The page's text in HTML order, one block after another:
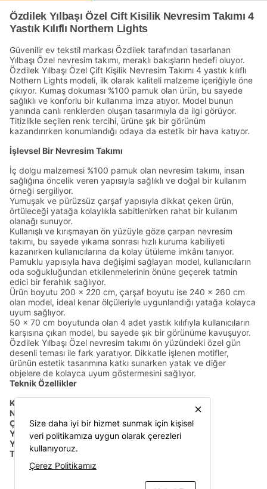
Özdilek Yılbaşı Özel Cift Kisilik Nevresim Takımı 4
Yastık Kılıflı Northern Lights
Güvenilir ev tekstil markası Özdilek tarafından tasarlanan
Yılbaşı Özel nevresim takımı, meraklı bakışların hedefi oluyor.
Özdilek Yılbaşı Özel Çift Kişilik Nevresim Takımı 4 yastık kılıflı
Nothern Lights modeli, ilk olarak kaliteli malzeme içeriğiyle öne
çıkıyor. Kumaş dokuması %100 pamuk olan ürün, bu sayede
sağlıklı ve konforlu bir kullanıma imza atıyor. Model bunun
yanında canlı renklerden oluşan tasarımıyla da ilgi görüyor.
Titizlikle seçilen renk tercihi, ürüne şık bir görünüm
kazandırırken konumlandığı odaya da estetik bir hava katıyor.
İşlevsel Bir Nevresim Takımı
İç dolgu malzemesi %100 pamuk olan nevresim takımı, insan
sağlığına öncelik veren yapısıyla sağlıklı ve doğal bir kullanım
örneği sergiliyor.
Yumuşak ve pürüzsüz çarşaf yapısıyla dikkat çeken ürün,
örtüleceği yatağa kolaylıkla sabitlenirken rahat bir kullanım
olanağı sunuyor.
Kullanışlı ve kırışmayan ön yüzüyle göze çarpan nevresim
takımı, bu sayede yıkama sonrası hızlı kuruma kabiliyeti
kazanırken kullanıcılarına da kolay ütüleme imkânı tanıyor.
Pamuklu yapısıyla hava değişimi sağlayan model, kullanıcıların
oda soğukluğundan etkilenmelerinin önüne geçerek tatmin
edici bir ferahlık sağlıyor.
Ürün boyutu 200 x 220 cm, çarşaf boyutu ise 240 x 260 cm
olan model, ideal kenar ölçüleriyle uygunlandığı yatağa kolayca
uyum sağlıyor.
50 x 70 cm boyutunda olan 4 adet yastık kılıfıyla kullanıcıların
karşısına çıkan model, bu sayede şık bir görünüme kavuşuyor.
Özdilek Yılbaşı Özel nevresim takımı ön yüzündeki özel gün
desenli teması ile fark yaratıyor. Dikkatle işlenen motifler,
ürünün estetik tasarımına katkı sunarken yatak ve diğer
objelere de kolayca uyum göstermesini sağlıyor.
Teknik Özellikler
Kumaş Malzemesi:
Nevresim Boyutu:
Çarşaf Boyutu: 240 x 260 cm
Yastık Boyutu:50 x 70 cm
Yastık Adeti:
Tipi:
Çift Kişilik
close
Size daha iyi bir hizmet sunmak için kişisel
veri politikamıza uygun olarak çerezleri
kullanıyoruz.
Çerez Politikamız